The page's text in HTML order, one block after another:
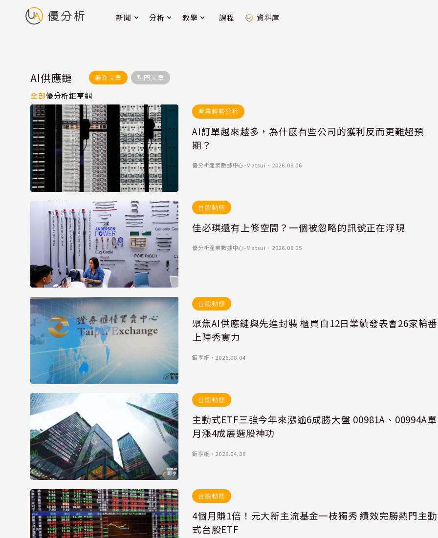
新聞 分析 教學 課程 資料庫
AI供應鏈 最新文章 熱門文章
全部優分析鉅亨網
產業趨勢分析
AI訂單越來越多，為什麼有些公司的獲利反而更難超預
期？
優分析產業數據中心-Matsui ． 2026.08.06
台股動態
佳必琪還有上修空間？一個被忽略的訊號正在浮現
優分析產業數據中心-Matsui ． 2026.08.05
台股動態
聚焦AI供應鏈與先進封裝 櫃買自12日業績發表會26家輪番
上陣秀實力
鉅亨網 ． 2026.08.04
台股動態
主動式ETF三強今年來漲逾6成勝大盤 00981A、00994A單
月漲4成展選股神功
鉅亨網 ． 2026.04.26
台股動態
4個月賺1倍！元大新主流基金一枝獨秀 績效完勝熱門主動
式台股ETF